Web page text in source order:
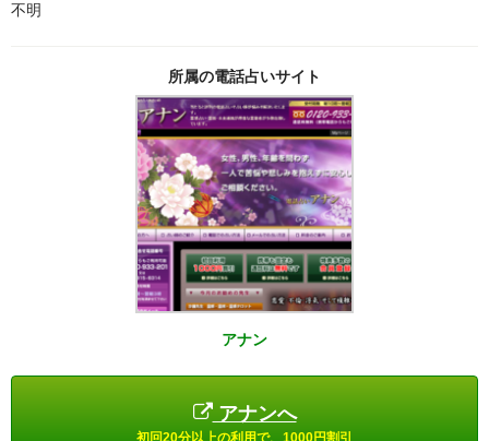
不明
所属の電話占いサイト
アナン
アナンへ
初回20分以上の利用で、1000円割引